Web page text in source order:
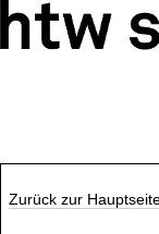
Zurück zur